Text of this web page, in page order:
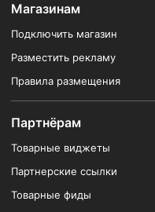
Магазинам
Подключить магазин
Разместить рекламу
Правила размещения
Партнёрам
Товарные виджеты
Партнерские ссылки
Товарные фиды